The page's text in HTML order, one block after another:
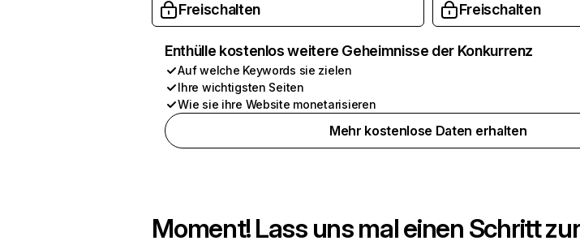
Freischalten Freischalten
Enthülle kostenlos weitere Geheimnisse der Konkurrenz
Auf welche Keywords sie zielen
Ihre wichtigsten Seiten
Wie sie ihre Website monetarisieren
Mehr kostenlose Daten erhalten
Moment! Lass uns mal einen Schritt